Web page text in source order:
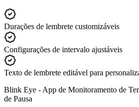
Durações de lembrete customizáveis
Configurações de intervalo ajustáveis
Texto de lembrete editável para
Blink Eye - App de Monitoramento de
de Pausa